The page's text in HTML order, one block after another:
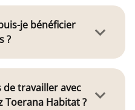
je bénéficier
?
de travailler avec
Toerana Habitat ?